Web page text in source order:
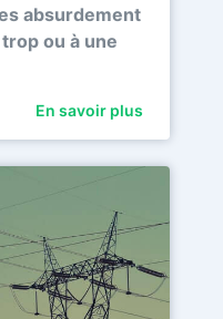
absurdement
ou à une
En savoir plus